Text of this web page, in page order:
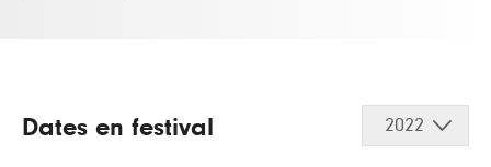
Dates en festival 2022